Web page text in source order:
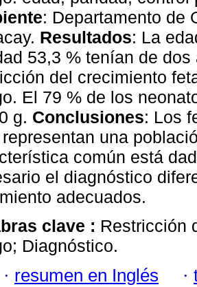
: Departamento de
Resultados: La
53,3 % tenían de
del crecimiento
El 79 % de los
g. Conclusiones: Los
una
común está
el diagnóstico
adecuados.
clave : Restricción
Diagnóstico.
· resumen en Inglés ·